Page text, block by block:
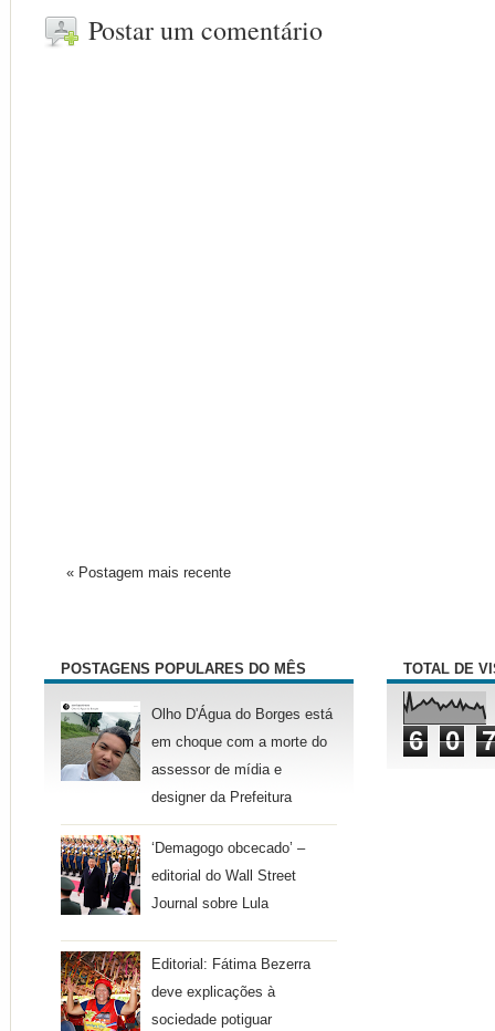
Postar um comentário
« Postagem mais recente
POSTAGENS POPULARES DO MÊS
Olho D'Água do Borges está
em choque com a morte do
assessor de mídia e
designer da Prefeitura
‘Demagogo obcecado’ –
editorial do Wall Street
Journal sobre Lula
Editorial: Fátima Bezerra
deve explicações à
sociedade potiguar
TOTAL DE
6 0 7